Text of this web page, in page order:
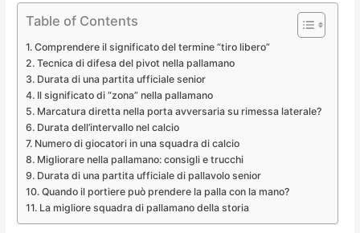
Table of Contents
Comprendere il significato del termine “tiro libero”
Tecnica di difesa del pivot nella pallamano
Durata di una partita ufficiale senior
Il significato di “zona” nella pallamano
Marcatura diretta nella porta avversaria su rimessa laterale?
Durata dell’intervallo nel calcio
Numero di giocatori in una squadra di calcio
Migliorare nella pallamano: consigli e trucchi
Durata di una partita ufficiale di pallavolo senior
Quando il portiere può prendere la palla con la mano?
La migliore squadra di pallamano della storia